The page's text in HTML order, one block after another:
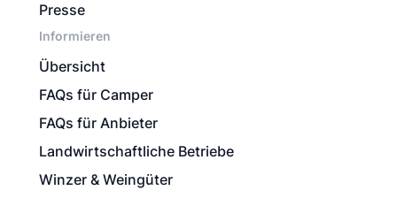
Presse
Informieren
Übersicht
FAQs für Camper
FAQs für Anbieter
Landwirtschaftliche Betriebe
Winzer & Weingüter